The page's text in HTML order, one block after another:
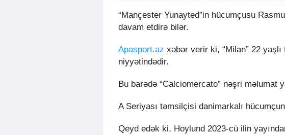
“Mançester Yunayted”in hücumçusu
davam etdirə bilər.
Apasport.az xəbər verir ki, “Milan” 22
niyyətindədir.
Bu barədə “Calciomercato” nəşri məlumat
A Seriyası təmsilçisi danimarkalı
Qeyd edək ki, Hoylund 2023-cü ilin